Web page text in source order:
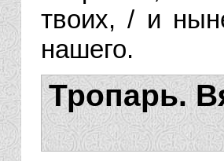
твоих, / и
нашего.
Тропарь.